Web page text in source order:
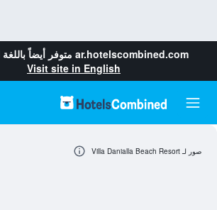
ar.hotelscombined.com متوفر أيضاً باللغة
Visit site in English
صور لـ Villa Danialla Beach Resort